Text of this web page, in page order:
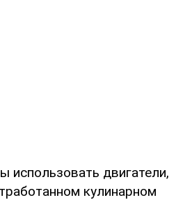
двигатели,
кулинарном